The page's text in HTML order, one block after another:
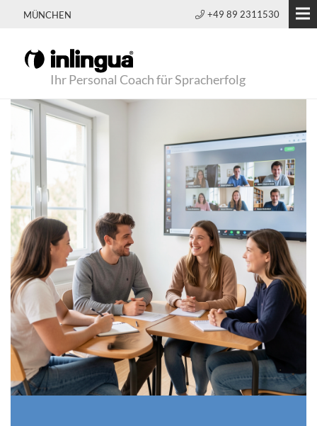
MÜNCHEN +49 89 2311530
Ihr Personal Coach für Spracherfolg